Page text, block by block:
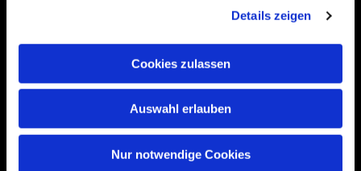
Details zeigen
Cookies zulassen
Auswahl erlauben
Nur notwendige Cookies
um diese Karte anzuzeigen.
Accept cookies